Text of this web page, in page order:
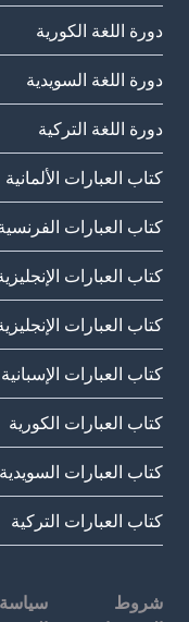
دورة اللغة الكورية
دورة اللغة السويدية
دورة اللغة التركية
كتاب العبارات الألمانية
كتاب العبارات
كتاب العبارات
كتاب العبارات
كتاب العبارات الإسبانية
كتاب العبارات الكورية
كتاب العبارات السويدية
كتاب العبارات التركية
شروط
سياسة